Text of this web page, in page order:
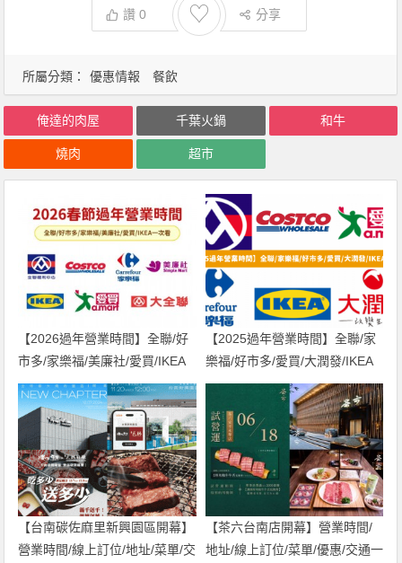
讚0 ♡ 分享
所屬分類： 優惠情報 餐飲
俺達的肉屋 千葉火鍋 和牛
燒肉 超市
【2026過年營業時間】全聯/好
市多/家樂福/美廉社/愛買/IKEA
一次看！
【2025過年營業時間】全聯/家
樂福/好市多/愛買/大潤發/IKEA
整理
【台南碳佐麻里新興園區開幕】
營業時間/線上訂位/地址/菜單/交
【茶六台南店開幕】營業時間/
地址/線上訂位/菜單/優惠/交通一